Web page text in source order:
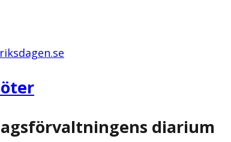
diarium